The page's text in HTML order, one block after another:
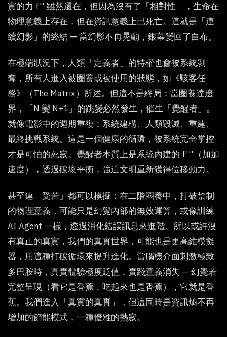
實的力 f'' 雖然還在，但因為沒有了「相對性」，生命在
物理意義上存在，但在資訊意義上已死亡。這就是「連
續幻影」的終結 — 當幻影不再晃動，銀幕變回了白布。
在極端狀況下，人類「定義者」的特權也會被系統剝
奪，所有人進入被圈養或被使用的狀態，如《駭客任
務》（The Matrix）所述。但這不是終局：當圈養達邊
界，「N 變 N+1」的跳變必然發生，催生「覺醒者」。
就像電影中的週期重複：系統建構、人類毀滅、重建、
最終挑戰系統。這是一個健康的循環，被系統完全掌控
才是可怕的死寂。覺醒者本質上是系統內建的 f'''（加加
速度），透過破壞平衡，強迫文明重新獲得位移動力。
甚至連「受苦」都可以模擬：在二階圈養中，打破禁制
的物理意義，可能只是幻覺內部的無效運算，或像訓練
AI Agent 一樣，透過消化錯誤訊息來進階。所以或許沒
有真正的真實，我們的真實世界，可能也是更高維模擬
器，用這種打破循環來提升進化。當腦機介面刺激極致
多巴胺時，真實體驗極度貶值，實踐意義消失 — 幻覺若
完整呈現（看它是香蕉，吃起來也是香蕉），它就是香
蕉。我們進入「真實的真實」，但這同時是資訊熵不再
增加的節能模式，一種優雅的熱寂。